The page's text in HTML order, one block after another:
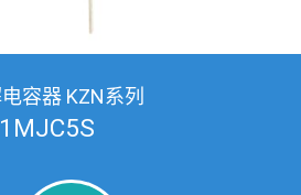
容器 KZN系列